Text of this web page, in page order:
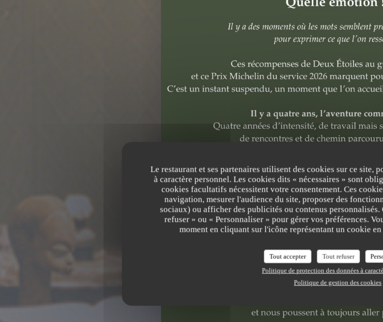
Le restaurant et ses partenaires utilisent des cookies sur ce site,
à caractère personnel. Les cookies dits « nécessaires » sont
cookies facultatifs nécessitent votre consentement. Ces
navigation, mesurer l'audience du site, proposer des
sociaux) ou afficher des publicités ou contenus
refuser » ou « Personnaliser » pour gérer vos préférences.
moment en cliquant sur l'icône représentant un cookie en
Tout accepter Tout refuser
Politique de protection des données à
Politique de gestion des cookies
RESTAURANT GASTRONOMIQUE
VIRTUS
RÉSERVER